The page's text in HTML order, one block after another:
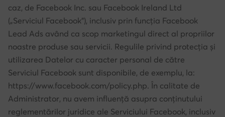
caz, de Facebook Inc. sau Facebook Ireland Ltd
(„Serviciul Facebook”), inclusiv prin funcția Facebook
Lead Ads având ca scop marketingul direct al propriilor
noastre produse sau servicii. Regulile privind protecția și
utilizarea Datelor cu caracter personal de către
Serviciul Facebook sunt disponibile, de exemplu, la:
https://www.facebook.com/policy.php. În calitate de
Administrator, nu avem influență asupra conținutului
reglementărilor juridice ale Serviciului Facebook, inclusiv